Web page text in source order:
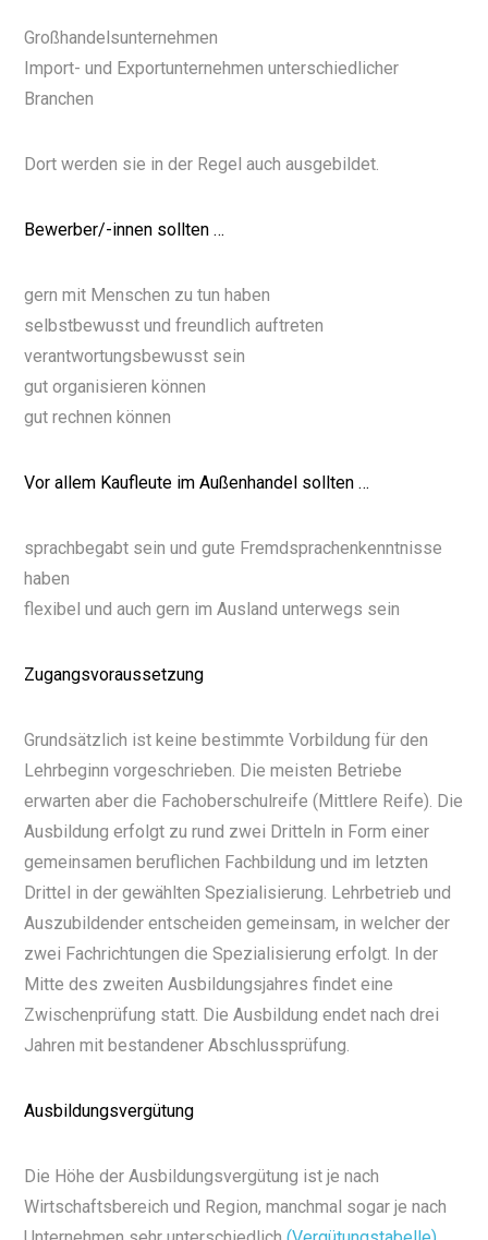
Großhandelsunternehmen
Import- und Exportunternehmen unterschiedlicher
Branchen
Dort werden sie in der Regel auch ausgebildet.
Bewerber/-innen sollten …
gern mit Menschen zu tun haben
selbstbewusst und freundlich auftreten
verantwortungsbewusst sein
gut organisieren können
gut rechnen können
Vor allem Kaufleute im Außenhandel sollten …
sprachbegabt sein und gute Fremdsprachenkenntnisse
haben
flexibel und auch gern im Ausland unterwegs sein
Zugangsvoraussetzung
Grundsätzlich ist keine bestimmte Vorbildung für den
Lehrbeginn vorgeschrieben. Die meisten Betriebe
erwarten aber die Fachoberschulreife (Mittlere Reife). Die
Ausbildung erfolgt zu rund zwei Dritteln in Form einer
gemeinsamen beruflichen Fachbildung und im letzten
Drittel in der gewählten Spezialisierung. Lehrbetrieb und
Auszubildender entscheiden gemeinsam, in welcher der
zwei Fachrichtungen die Spezialisierung erfolgt. In der
Mitte des zweiten Ausbildungsjahres findet eine
Zwischenprüfung statt. Die Ausbildung endet nach drei
Jahren mit bestandener Abschlussprüfung.
Ausbildungsvergütung
Die Höhe der Ausbildungsvergütung ist je nach
Wirtschaftsbereich und Region, manchmal sogar je nach